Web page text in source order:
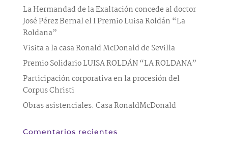
La Hermandad de la Exaltación concede al doctor
José Pérez Bernal el I Premio Luisa Roldán “La
Roldana”
Visita a la casa Ronald McDonald de Sevilla
Premio Solidario LUISA ROLDÁN “LA ROLDANA”
Participación corporativa en la procesión del
Corpus Christi
Obras asistenciales. Casa RonaldMcDonald
Comentarios recientes